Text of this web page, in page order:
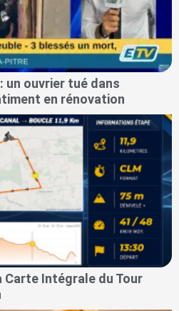
un ouvrier tué dans
en rénovation
Carte Intégrale du Tour